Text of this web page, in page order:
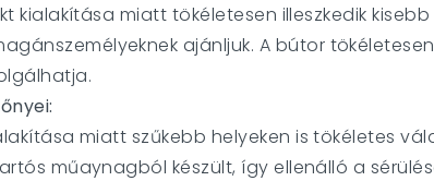
kialakítása miatt tökéletesen illeszkedik
ajánljuk. A bútor
miatt szűkebb helyeken is tökéletes
műaynagból készült, így ellenálló a